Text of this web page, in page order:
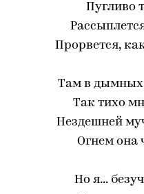
Пугливо
Прорвется,
Там в дымных
Так тихо
Нездешней
Огнем она
Но я...